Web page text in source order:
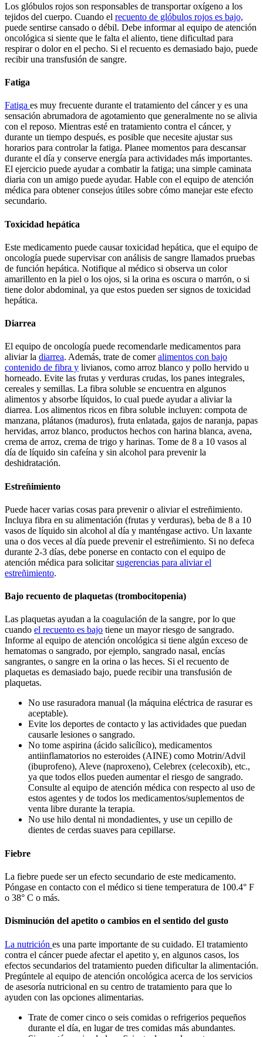
Los glóbulos rojos son responsables de transportar oxígeno a los
tejidos del cuerpo. Cuando el recuento de glóbulos rojos es bajo,
puede sentirse cansado o débil. Debe informar al equipo de atención
oncológica si siente que le falta el aliento, tiene dificultad para
respirar o dolor en el pecho. Si el recuento es demasiado bajo, puede
recibir una transfusión de sangre.
Fatiga
Fatiga es muy frecuente durante el tratamiento del cáncer y es una
sensación abrumadora de agotamiento que generalmente no se alivia
con el reposo. Mientras esté en tratamiento contra el cáncer, y
durante un tiempo después, es posible que necesite ajustar sus
horarios para controlar la fatiga. Planee momentos para descansar
durante el día y conserve energía para actividades más importantes.
El ejercicio puede ayudar a combatir la fatiga; una simple caminata
diaria con un amigo puede ayudar. Hable con el equipo de atención
médica para obtener consejos útiles sobre cómo manejar este efecto
secundario.
Toxicidad hepática
Este medicamento puede causar toxicidad hepática, que el equipo de
oncología puede supervisar con análisis de sangre llamados pruebas
de función hepática. Notifique al médico si observa un color
amarillento en la piel o los ojos, si la orina es oscura o marrón, o si
tiene dolor abdominal, ya que estos pueden ser signos de toxicidad
hepática.
Diarrea
El equipo de oncología puede recomendarle medicamentos para
aliviar la diarrea. Además, trate de comeralimentos con bajo
contenido de fibra y livianos, como arroz blanco y pollo hervido u
horneado. Evite las frutas y verduras crudas, los panes integrales,
cereales y semillas. La fibra soluble se encuentra en algunos
alimentos y absorbe líquidos, lo cual puede ayudar a aliviar la
diarrea. Los alimentos ricos en fibra soluble incluyen: compota de
manzana, plátanos (maduros), fruta enlatada, gajos de naranja, papas
hervidas, arroz blanco, productos hechos con harina blanca, avena,
crema de arroz, crema de trigo y harinas. Tome de 8 a 10 vasos al
día de líquido sin cafeína y sin alcohol para prevenir la
deshidratación.
Estreñimiento
Puede hacer varias cosas para prevenir o aliviar el estreñimiento.
Incluya fibra en su alimentación (frutas y verduras), beba de 8 a 10
vasos de líquido sin alcohol al día y manténgase activo. Un laxante
una o dos veces al día puede prevenir el estreñimiento. Si no defeca
durante 2-3 días, debe ponerse en contacto con el equipo de
atención médica para solicitarsugerencias para aliviar el
estreñimiento.
Bajo recuento de plaquetas (trombocitopenia)
Las plaquetas ayudan a la coagulación de la sangre, por lo que
cuando el recuento es bajo tiene un mayor riesgo de sangrado.
Informe al equipo de atención oncológica si tiene algún exceso de
hematomas o sangrado, por ejemplo, sangrado nasal, encías
sangrantes, o sangre en la orina o las heces. Si el recuento de
plaquetas es demasiado bajo, puede recibir una transfusión de
plaquetas.
No use rasuradora manual (la máquina eléctrica de rasurar es
aceptable).
Evite los deportes de contacto y las actividades que puedan
causarle lesiones o sangrado.
No tome aspirina (ácido salicílico), medicamentos
antiinflamatorios no esteroides (AINE) como Motrin/Advil
(ibuprofeno), Aleve (naproxeno), Celebrex (celecoxib), etc.,
ya que todos ellos pueden aumentar el riesgo de sangrado.
Consulte al equipo de atención médica con respecto al uso de
estos agentes y de todos los medicamentos/suplementos de
venta libre durante la terapia.
No use hilo dental ni mondadientes, y use un cepillo de
dientes de cerdas suaves para cepillarse.
Fiebre
La fiebre puede ser un efecto secundario de este medicamento.
Póngase en contacto con el médico si tiene temperatura de 100.4° F
o 38° C o más.
Disminución del apetito o cambios en el sentido del gusto
La nutrición es una parte importante de su cuidado. El tratamiento
contra el cáncer puede afectar el apetito y, en algunos casos, los
efectos secundarios del tratamiento pueden dificultar la alimentación.
Pregúntele al equipo de atención oncológica acerca de los servicios
de asesoría nutricional en su centro de tratamiento para que lo
ayuden con las opciones alimentarias.
Trate de comer cinco o seis comidas o refrigerios pequeños
durante el día, en lugar de tres comidas más abundantes.